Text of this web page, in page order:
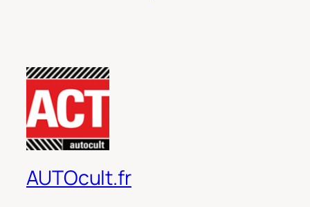
AUTOcult.fr